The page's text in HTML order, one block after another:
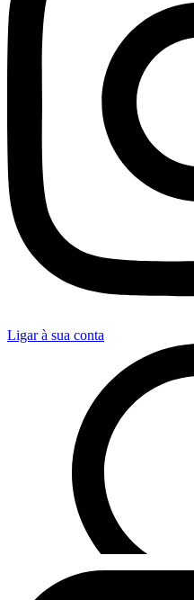
Ligar à sua conta